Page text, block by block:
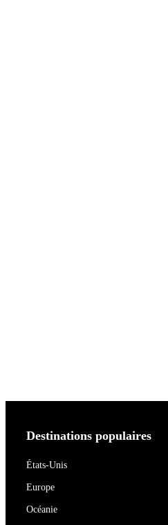
Destinations populaires
États-Unis
Europe
Océanie